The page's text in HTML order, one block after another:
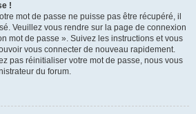
!
mot de passe ne puisse pas être récupéré, il
Veuillez vous rendre sur la page de connexion
mot de passe ». Suivez les instructions et vous
vous connecter de nouveau rapidement.
pas réinitialiser votre mot de passe, nous vous
du forum.